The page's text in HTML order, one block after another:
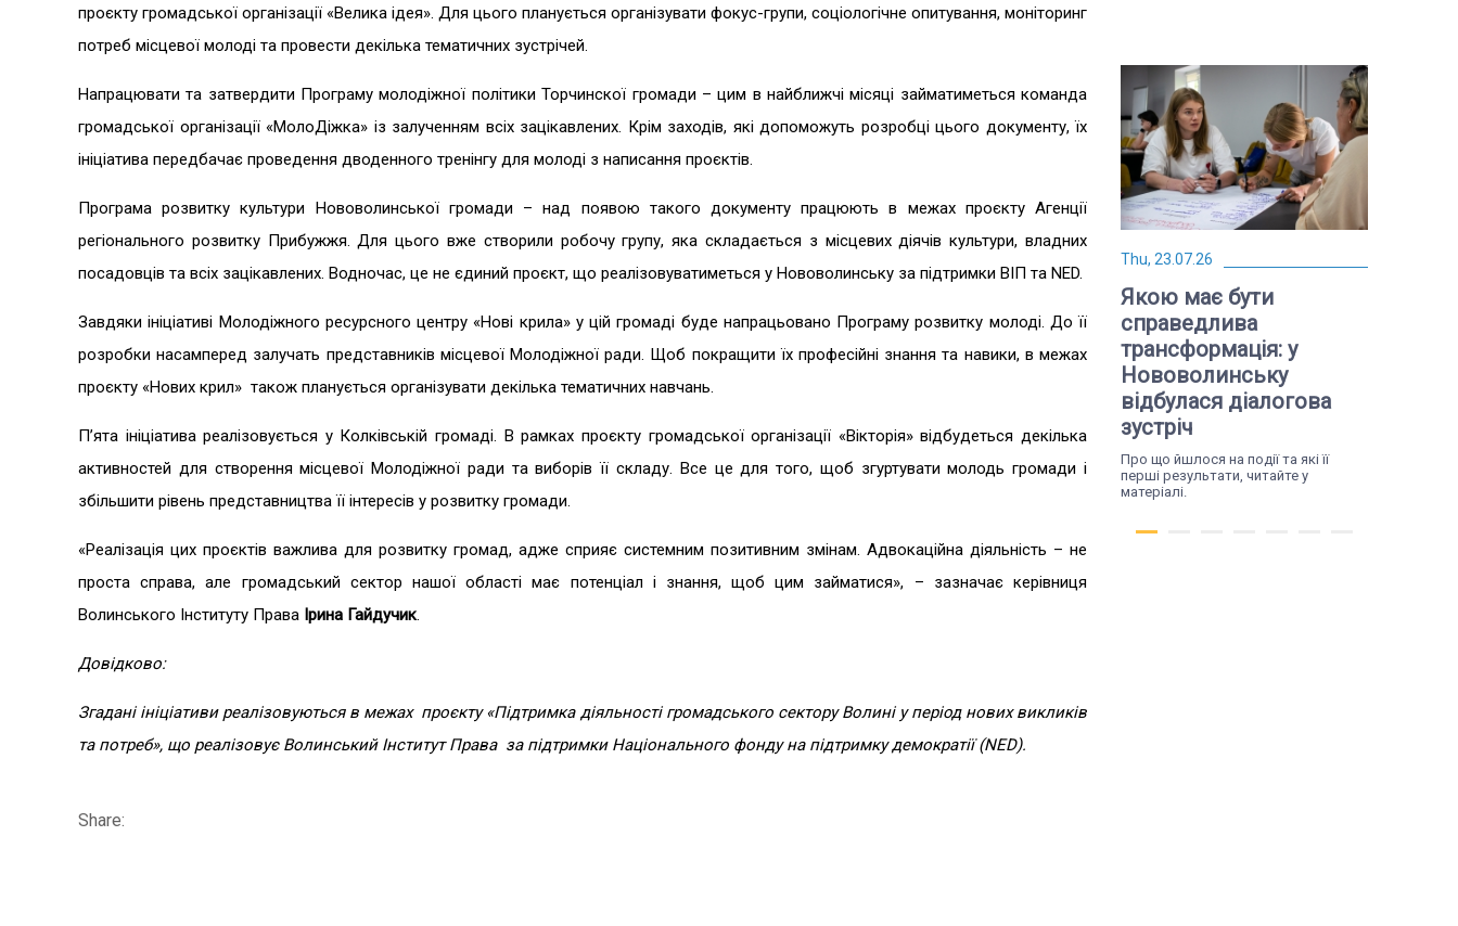
проєкту громадської організації «Велика ідея». Для цього планується організувати фокус-групи, соціологічне опитування, моніторинг
потреб місцевої молоді та провести декілька тематичних зустрічей.
Напрацювати та затвердити Програму молодіжної політики Торчинскої громади – цим в найближчі місяці займатиметься команда
громадської організації «МолоДіжка» із залученням всіх зацікавлених. Крім заходів, які допоможуть розробці цього документу, їх
ініціатива передбачає проведення дводенного тренінгу для молоді з написання проєктів.
Програма розвитку культури Нововолинської громади – над появою такого документу працюють в межах проєкту Агенції
регіонального розвитку Прибужжя. Для цього вже створили робочу групу, яка складається з місцевих діячів культури, владних
посадовців та всіх зацікавлених. Водночас, це не єдиний проєкт, що реалізовуватиметься у Нововолинську за підтримки ВІП та NED.
Завдяки ініціативі Молодіжного ресурсного центру «Нові крила» у цій громаді буде напрацьовано Програму розвитку молоді. До її
розробки насамперед залучать представників місцевої Молодіжної ради. Щоб покращити їх професійні знання та навики, в межах
проєкту «Нових крил» також планується організувати декілька тематичних навчань.
П’ята ініціатива реалізовується у Колківській громаді. В рамках проєкту громадської організації «Вікторія» відбудеться декілька
активностей для створення місцевої Молодіжної ради та виборів її складу. Все це для того, щоб згуртувати молодь громади і
збільшити рівень представництва її інтересів у розвитку громади.
«Реалізація цих проєктів важлива для розвитку громад, адже сприяє системним позитивним змінам. Адвокаційна діяльність – не
проста справа, але громадський сектор нашої області має потенціал і знання, щоб цим займатися», – зазначає керівниця
Волинського Інституту Права Ірина Гайдучик.
Довідково:
Згадані ініціативи реалізовуються в межах проєкту «Підтримка діяльності громадського сектору Волині у період нових викликів
та потреб», що реалізовує Волинський Інститут Права за підтримки Національного фонду на підтримку демократії (NED).
Share:
Thu, 23.07.26
Якою має бути
справедлива
трансформація: у
Нововолинську
відбулася діалогова
зустріч
Про що йшлося на події та які її
перші результати, читайте у
матеріалі.